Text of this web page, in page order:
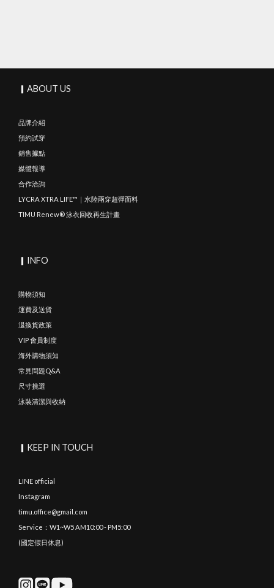
▎ABOUT US
品牌介紹
預約試穿
銷售據點
媒體報導
合作洽詢
LYCRA XTRA LIFE™｜水陸兩穿超彈面料
TIMU Renew® 泳衣回收再生計畫
▎INFO
購物須知
運費及送貨
退換貨政策
VIP 會員制度
海外購物須知
常見問題Q&A
尺寸挑選
泳裝清潔與收納
▎KEEP IN TOUCH
LINE official
Instagram
timu.office@gmail.com
Service：W1~W5 AM10:00 - PM5:00
(國定假日休息)